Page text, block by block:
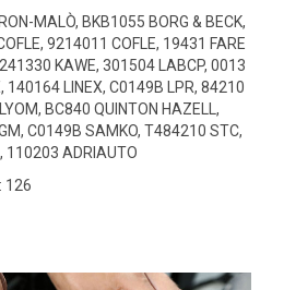
MALÒ, BKB1055 BORG & BECK,
9214011 COFLE, 19431 FARE
KAWE, 301504 LABCP, 0013
140164 LINEX, C0149B LPR, 84210
BC840 QUINTON HAZELL,
C0149B SAMKO, T484210 STC,
ADRIAUTO
126